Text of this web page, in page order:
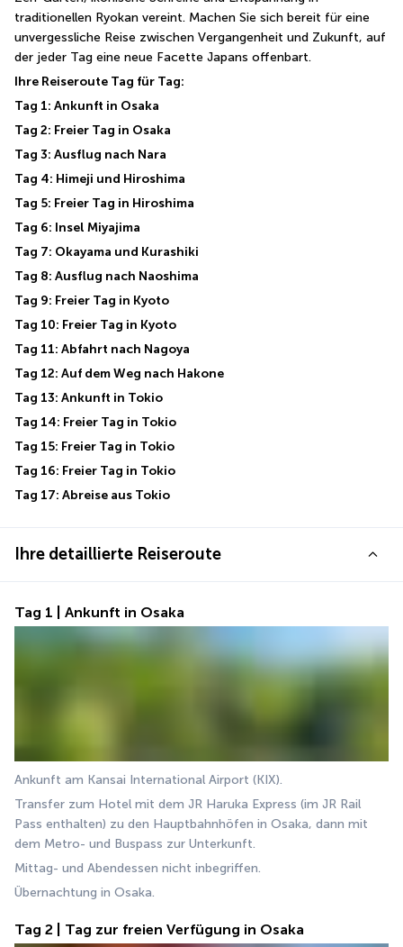
traditionellen Ryokan vereint. Machen Sie sich bereit für eine
unvergessliche Reise zwischen Vergangenheit und Zukunft, auf
der jeder Tag eine neue Facette Japans offenbart.
Ihre Reiseroute Tag für Tag:
Tag 1: Ankunft in Osaka
Tag 2: Freier Tag in Osaka
Tag 3: Ausflug nach Nara
Tag 4: Himeji und Hiroshima
Tag 5: Freier Tag in Hiroshima
Tag 6: Insel Miyajima
Tag 7: Okayama und Kurashiki
Tag 8: Ausflug nach Naoshima
Tag 9: Freier Tag in Kyoto
Tag 10: Freier Tag in Kyoto
Tag 11: Abfahrt nach Nagoya
Tag 12: Auf dem Weg nach Hakone
Tag 13: Ankunft in Tokio
Tag 14: Freier Tag in Tokio
Tag 15: Freier Tag in Tokio
Tag 16: Freier Tag in Tokio
Tag 17: Abreise aus Tokio
Ihre detaillierte Reiseroute
Tag 1 | Ankunft in Osaka
Ankunft am Kansai International Airport (KIX).
Transfer zum Hotel mit dem JR Haruka Express (im JR Rail
Pass enthalten) zu den Hauptbahnhöfen in Osaka, dann mit
dem Metro- und Buspass zur Unterkunft.
Mittag- und Abendessen nicht inbegriffen.
Übernachtung in Osaka.
Tag 2 | Tag zur freien Verfügung in Osaka